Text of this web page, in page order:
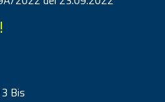
Bis